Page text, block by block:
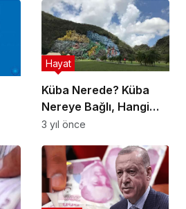
Küba Nerede? Küba
Nereye Bağlı, Hangi
Ülkede ve Kıtada,
Neresi ve Nasıl Gidilir?
Hayat
3 yıl önce